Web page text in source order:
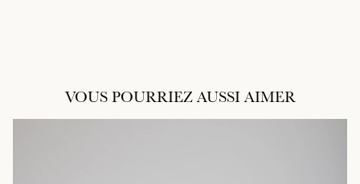
VOUS POURRIEZ AUSSI AIMER